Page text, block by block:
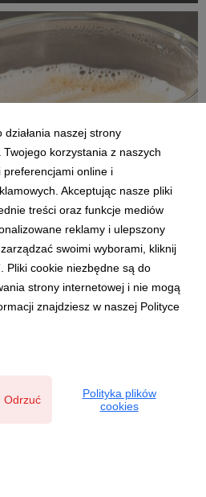
...
Kącik codziennych
się podróż w poszukiwaniu
włoskie przysłowie. Lekka
aromat i solidna dawka kofeiny
naszej strony
korzystania z naszych
preferencjami online i
Akceptując nasze pliki
treści oraz funkcje mediów
reklamy i ulepszony
swoimi wyborami, kliknij
Pliki cookie niezbędne są do
strony internetowej i nie mogą
znajdziesz w naszej Polityce
Odrzuć
Polityka plików
cookies